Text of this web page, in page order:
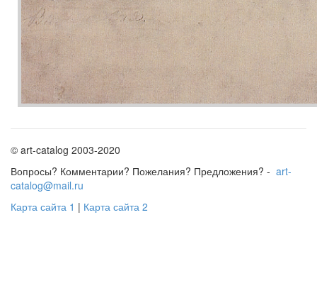
© art-catalog 2003-2020
Вопросы? Комментарии? Пожелания? Предложения? - art-
catalog@mail.ru
Карта сайта 1 | Карта сайта 2